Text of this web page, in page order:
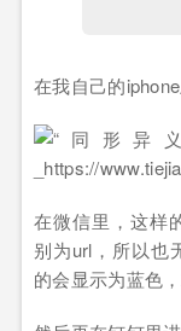
在我自己的
在微信里，这样
别为url，所以也
的会显示为蓝色